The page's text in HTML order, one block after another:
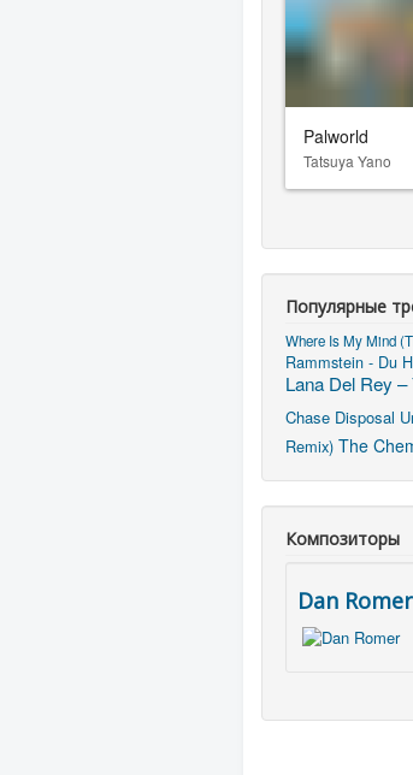
Palworld
Tatsuya Yano
Популярные
Where Is My Mind
Rammstein - Du
Lana Del Rey
Chase Disposal
Remix) The
Композиторы
Dan Romer